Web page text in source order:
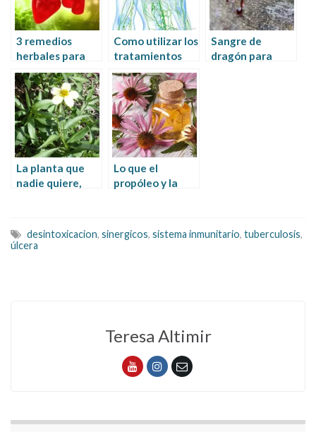
3 remedios
herbales para
los casos de
resistencia
antibiótica en la
tuberculosis
Como utilizar los
tratamientos
naturales en los
ganglios
inflamados
Sangre de
dragón para
La planta que
nadie quiere,
gente usa
Lo que el
propóleo y la
por tí
desintoxicacion, sinergicos, sistema inmunitario, tuberculosis,
úlcera
Teresa Altimir